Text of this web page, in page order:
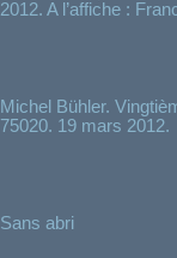
2012. A l’affiche :
Michel Bühler.
75020. 19 mars 2012.
Sans abri